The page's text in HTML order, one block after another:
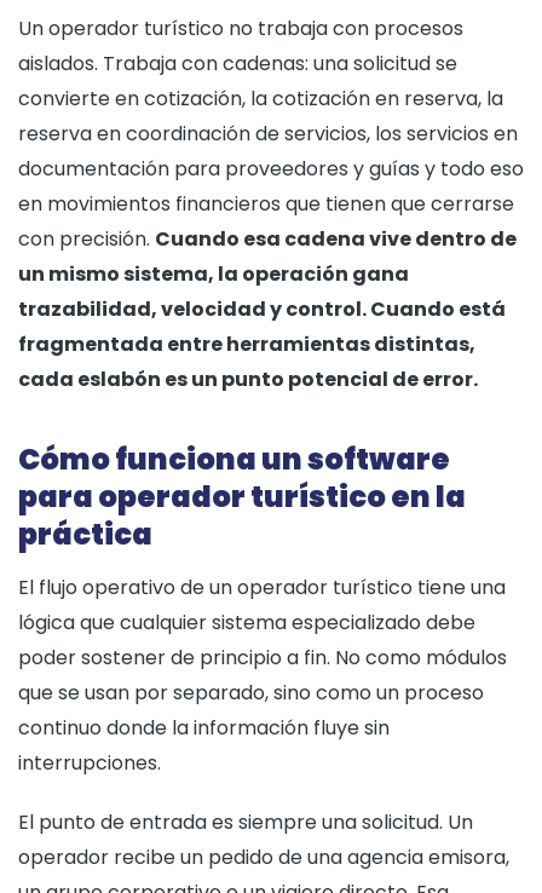
Un operador turístico no trabaja con procesos
aislados. Trabaja con cadenas: una solicitud se
convierte en cotización, la cotización en reserva, la
reserva en coordinación de servicios, los servicios en
documentación para proveedores y guías y todo eso
en movimientos financieros que tienen que cerrarse
con precisión. Cuando esa cadena vive dentro de
un mismo sistema, la operación gana
trazabilidad, velocidad y control. Cuando está
fragmentada entre herramientas distintas,
cada eslabón es un punto potencial de error.
Cómo funciona un software
para operador turístico en la
práctica
El flujo operativo de un operador turístico tiene una
lógica que cualquier sistema especializado debe
poder sostener de principio a fin. No como módulos
que se usan por separado, sino como un proceso
continuo donde la información fluye sin
interrupciones.
El punto de entrada es siempre una solicitud. Un
operador recibe un pedido de una agencia emisora,